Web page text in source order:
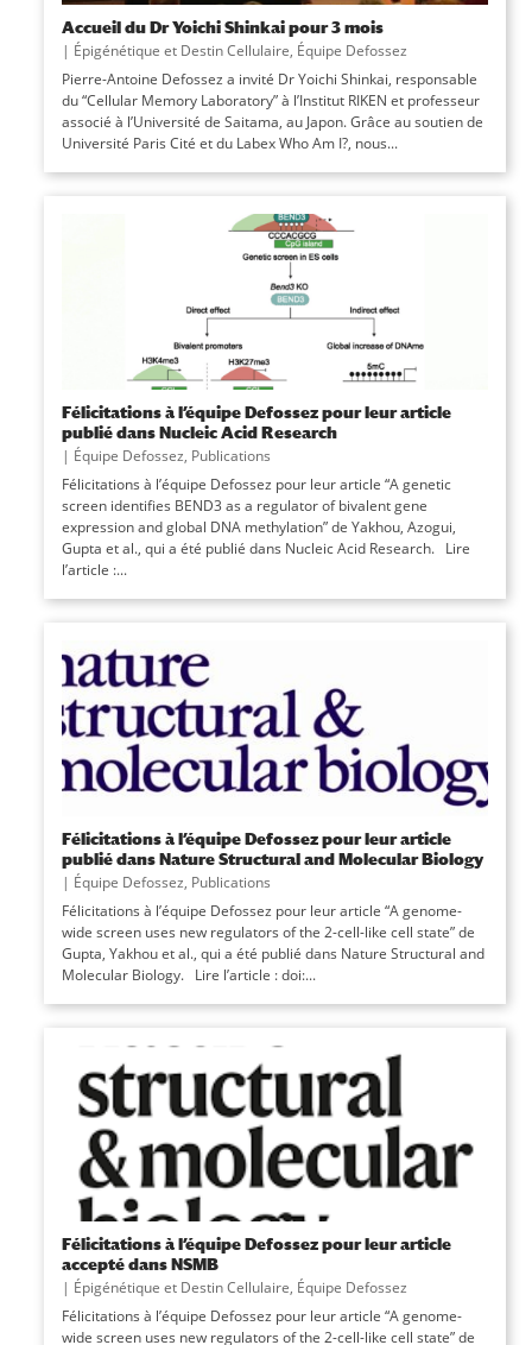
Accueil du Dr Yoichi Shinkai pour 3 mois
| Épigénétique et Destin Cellulaire, Équipe Defossez
Pierre-Antoine Defossez a invité Dr Yoichi Shinkai, responsable
du “Cellular Memory Laboratory” à l’Institut RIKEN et professeur
associé à l’Université de Saitama, au Japon. Grâce au soutien de
Université Paris Cité et du Labex Who Am I?, nous...
Félicitations à l’équipe Defossez pour leur article
publié dans Nucleic Acid Research
| Équipe Defossez, Publications
Félicitations à l’équipe Defossez pour leur article “A genetic
screen identifies BEND3 as a regulator of bivalent gene
expression and global DNA methylation” de Yakhou, Azogui,
Gupta et al., qui a été publié dans Nucleic Acid Research. Lire
l’article :...
Félicitations à l’équipe Defossez pour leur article
publié dans Nature Structural and Molecular Biology
| Équipe Defossez, Publications
Félicitations à l’équipe Defossez pour leur article “A genome-
wide screen uses new regulators of the 2-cell-like cell state” de
Gupta, Yakhou et al., qui a été publié dans Nature Structural and
Molecular Biology. Lire l’article : doi:...
Félicitations à l’équipe Defossez pour leur article
accepté dans NSMB
| Épigénétique et Destin Cellulaire, Équipe Defossez
Félicitations à l’équipe Defossez pour leur article “A genome-
wide screen uses new regulators of the 2-cell-like cell state” de